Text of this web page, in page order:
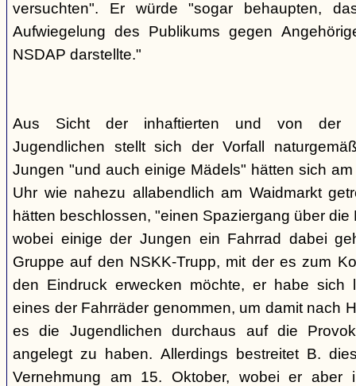
versuchten". Er würde "sogar behaupten,
Aufwiegelung des Publikums gegen
NSDAP darstellte."
Aus Sicht der inhaftierten und von der
Jugendlichen stellt sich der Vorfall
Jungen "und auch einige Mädels" hätten sich
Uhr wie nahezu allabendlich am Waidmarkt
hätten beschlossen, "einen Spaziergang über
wobei einige der Jungen ein Fahrrad dabei
Gruppe auf den NSKK-Trupp, mit der es zum
den Eindruck erwecken möchte, er habe sich
eines der Fahrräder genommen, um damit nach
es die Jugendlichen durchaus auf die
angelegt zu haben. Allerdings bestreitet B.
Vernehmung am 15. Oktober, wobei er aber